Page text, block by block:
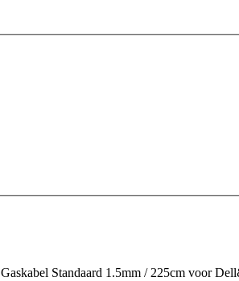
Gaskabel Standaard 1.5mm / 225cm voor